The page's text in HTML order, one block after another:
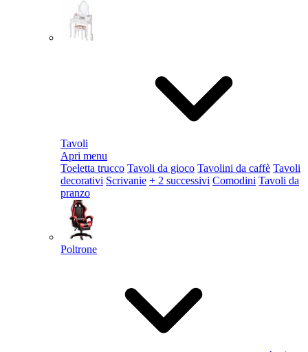
Tavoli
Apri menu
Toeletta trucco Tavoli da gioco Tavolini da caffè Tavoli
decorativi Scrivanie + 2 successivi Comodini Tavoli da
pranzo
Poltrone